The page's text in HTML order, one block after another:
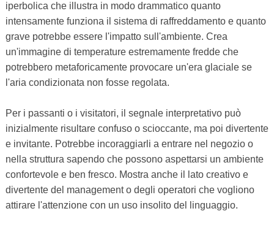
iperbolica che illustra in modo drammatico quanto
intensamente funziona il sistema di raffreddamento e quanto
grave potrebbe essere l'impatto sull'ambiente. Crea
un'immagine di temperature estremamente fredde che
potrebbero metaforicamente provocare un'era glaciale se
l'aria condizionata non fosse regolata.
Per i passanti o i visitatori, il segnale interpretativo può
inizialmente risultare confuso o scioccante, ma poi divertente
e invitante. Potrebbe incoraggiarli a entrare nel negozio o
nella struttura sapendo che possono aspettarsi un ambiente
confortevole e ben fresco. Mostra anche il lato creativo e
divertente del management o degli operatori che vogliono
attirare l'attenzione con un uso insolito del linguaggio.